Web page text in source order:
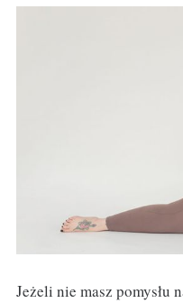
Jeżeli nie masz pomysłu